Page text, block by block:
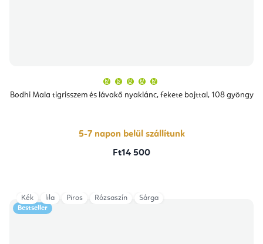
Bodhi Mala tigrisszem és lávakő nyaklánc, fekete bojttal, 108 gyöngy
átlagos
értékelése
csillag.
5-7 napon belül szállítunk
Ft14 500
Bestseller
Kék lila Piros Rózsaszín Sárga